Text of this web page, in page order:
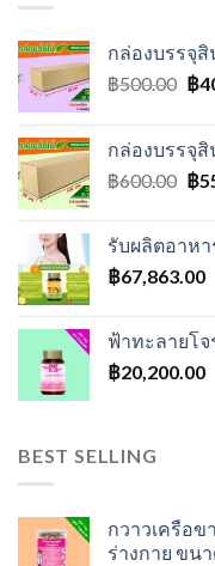
กล่องบรรจุสิ
฿500.00
฿
฿
กล่องบรรจุสิ
฿600.00
฿
฿
รับผลิตอาหา
฿67,863.00
ฟ้าทะลายโจ
฿20,200.00
BEST SELLING
กวาวเครือข
ร่างกาย ขน